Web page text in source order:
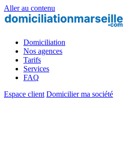
Aller au contenu
Domiciliation
Nos agences
Tarifs
Services
FAQ
Espace client Domicilier ma société